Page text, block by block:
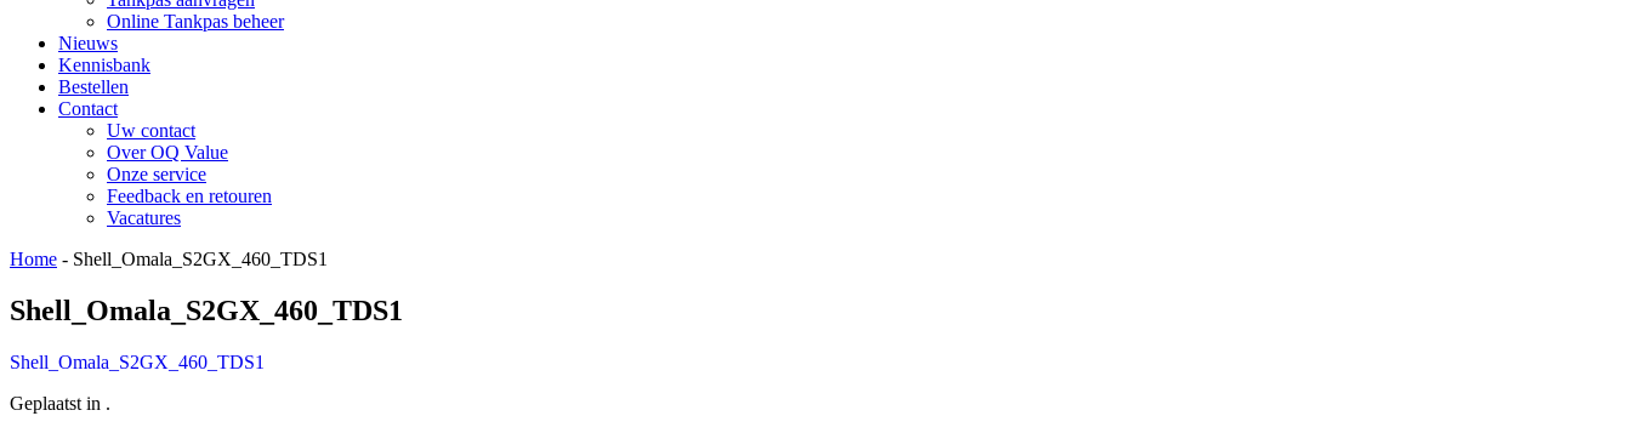
Online Tankpas beheer
Nieuws
Kennisbank
Bestellen
Contact
Uw contact
Over OQ Value
Onze service
Feedback en retouren
Vacatures
Home - Shell_Omala_S2GX_460_TDS1
Shell_Omala_S2GX_460_TDS1
Shell_Omala_S2GX_460_TDS1
Geplaatst in .